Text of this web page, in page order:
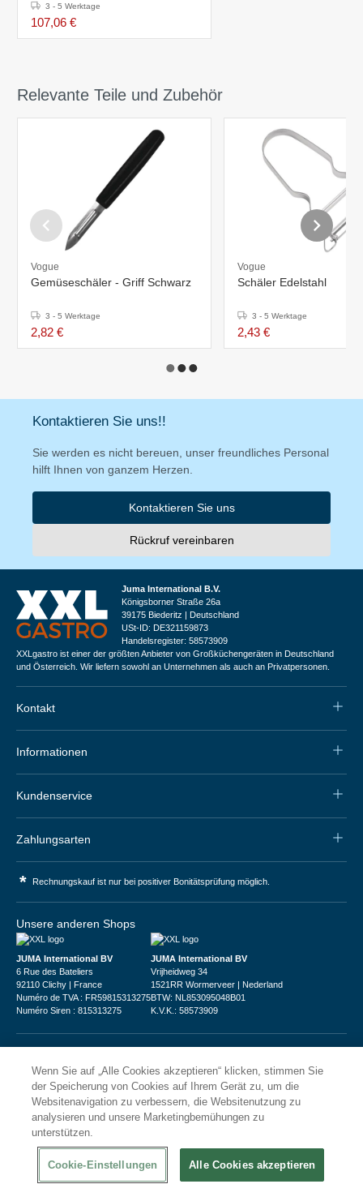
3 - 5 Werktage
107,06 €
Relevante Teile und Zubehör
Vogue
Gemüseschäler - Griff Schwarz
3 - 5 Werktage
2,82 €
Vogue
Schäler Edelstahl
3 - 5 Werktage
2,43 €
Kontaktieren Sie uns!!
Sie werden es nicht bereuen, unser freundliches Personal
hilft Ihnen von ganzem Herzen.
Kontaktieren Sie uns
Rückruf vereinbaren
Juma International B.V.
Königsborner Straße 26a
39175 Biederitz | Deutschland
USt-ID: DE321159873
Handelsregister: 58573909
XXLgastro ist einer der größten Anbieter von Großküchengeräten in Deutschland
und Österreich. Wir liefern sowohl an Unternehmen als auch an Privatpersonen.
Kontakt
Informationen
Kundenservice
Zahlungsarten
* Rechnungskauf ist nur bei positiver Bonitätsprüfung möglich.
Unsere anderen Shops
JUMA International BV
6 Rue des Bateliers
92110 Clichy | France
Numéro de TVA : FR59815313275
Numéro Siren : 815313275
JUMA International BV
Vrijheidweg 34
1521RR Wormerveer | Nederland
BTW: NL853095048B01
K.V.K.: 58573909
© 2026XXLgastro
Datenschutz Impressum
Wenn Sie auf „Alle Cookies akzeptieren“ klicken, stimmen Sie
der Speicherung von Cookies auf Ihrem Gerät zu, um die
Websitenavigation zu verbessern, die Websitenutzung zu
analysieren und unsere Marketingbemühungen zu
unterstützen.
Cookie-Einstellungen Alle Cookies akzeptieren